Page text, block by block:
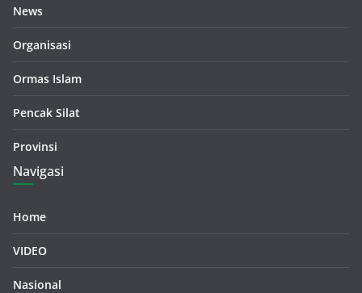
News
Organisasi
Ormas Islam
Pencak Silat
Provinsi
Navigasi
Home
VIDEO
Nasional